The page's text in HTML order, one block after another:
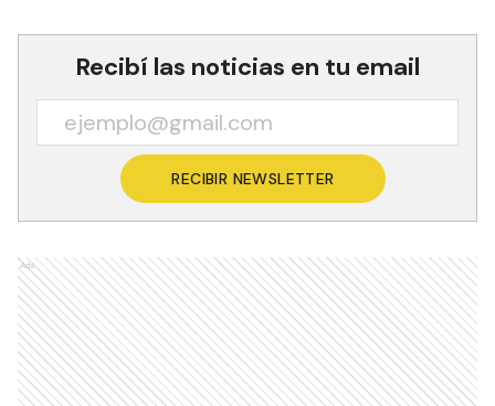
Recibí las noticias en tu email
RECIBIR NEWSLETTER
Ads